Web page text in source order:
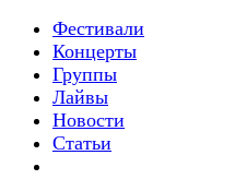
Фестивали
Концерты
Группы
Лайвы
Новости
Статьи